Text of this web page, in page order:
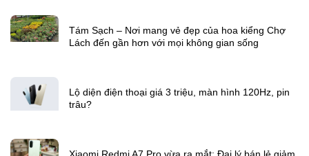
Tám Sạch – Nơi mang vẻ đẹp của hoa kiểng Chợ
Lách đến gần hơn với mọi không gian sống
Lộ diện điện thoại giá 3 triệu, màn hình 120Hz, pin
trâu?